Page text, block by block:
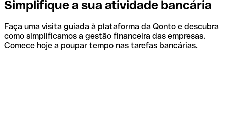
Simplifique a sua atividade bancária
Faça uma visita guiada à plataforma da Qonto e descubra
como simplificamos a gestão financeira das empresas.
Comece hoje a poupar tempo nas tarefas bancárias.